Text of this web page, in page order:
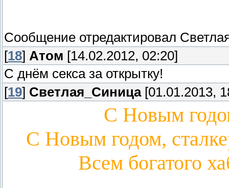
Сообщение отредактировал
[18] Aтом [14.02.2012, 02:20]
С днём секса за открытку!
[19] Светлая_Синица[01.01.2013,
С Новым
С Новым годом,
Всем богатого